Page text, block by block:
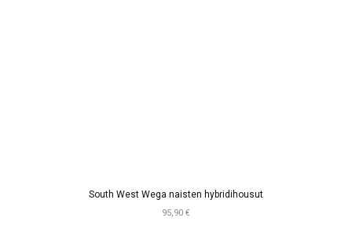
South West Wega naisten hybridihousut
95,90 €